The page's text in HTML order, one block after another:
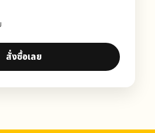
สั่งซื้อเลย